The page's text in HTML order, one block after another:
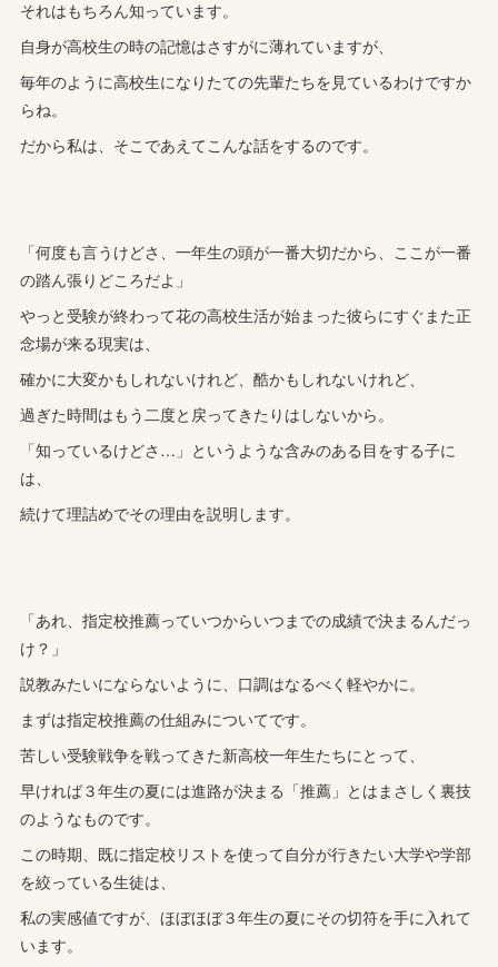
それはもちろん知っています。
自身が高校生の時の記憶はさすがに薄れていますが、
毎年のように高校生になりたての先輩たちを見ているわけですか
らね。
だから私は、そこであえてこんな話をするのです。
「何度も言うけどさ、一年生の頭が一番大切だから、ここが一番
の踏ん張りどころだよ」
やっと受験が終わって花の高校生活が始まった彼らにすぐまた正
念場が来る現実は、
確かに大変かもしれないけれど、酷かもしれないけれど、
過ぎた時間はもう二度と戻ってきたりはしないから。
「知っているけどさ…」というような含みのある目をする子に
は、
続けて理詰めでその理由を説明します。
「あれ、指定校推薦っていつからいつまでの成績で決まるんだっ
け？」
説教みたいにならないように、口調はなるべく軽やかに。
まずは指定校推薦の仕組みについてです。
苦しい受験戦争を戦ってきた新高校一年生たちにとって、
早ければ３年生の夏には進路が決まる「推薦」とはまさしく裏技
のようなものです。
この時期、既に指定校リストを使って自分が行きたい大学や学部
を絞っている生徒は、
私の実感値ですが、ほぼほぼ３年生の夏にその切符を手に入れて
います。